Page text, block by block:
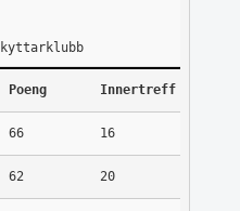
Poeng Innertreff
66 16
62 20